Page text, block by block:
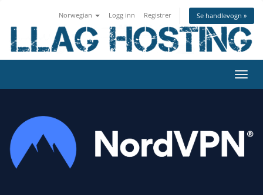
Norwegian Logg inn Registrer Se handlevogn »
Bytt